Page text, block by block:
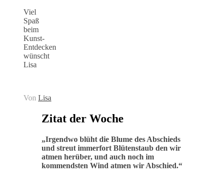
Viel
Spaß
beim
Kunst-
Entdecken
wünscht
Lisa
Von Lisa
Zitat der Woche
„Irgendwo blüht die Blume des Abschieds
und streut immerfort Blütenstaub den wir
atmen herüber, und auch noch im
kommendsten Wind atmen wir Abschied.“